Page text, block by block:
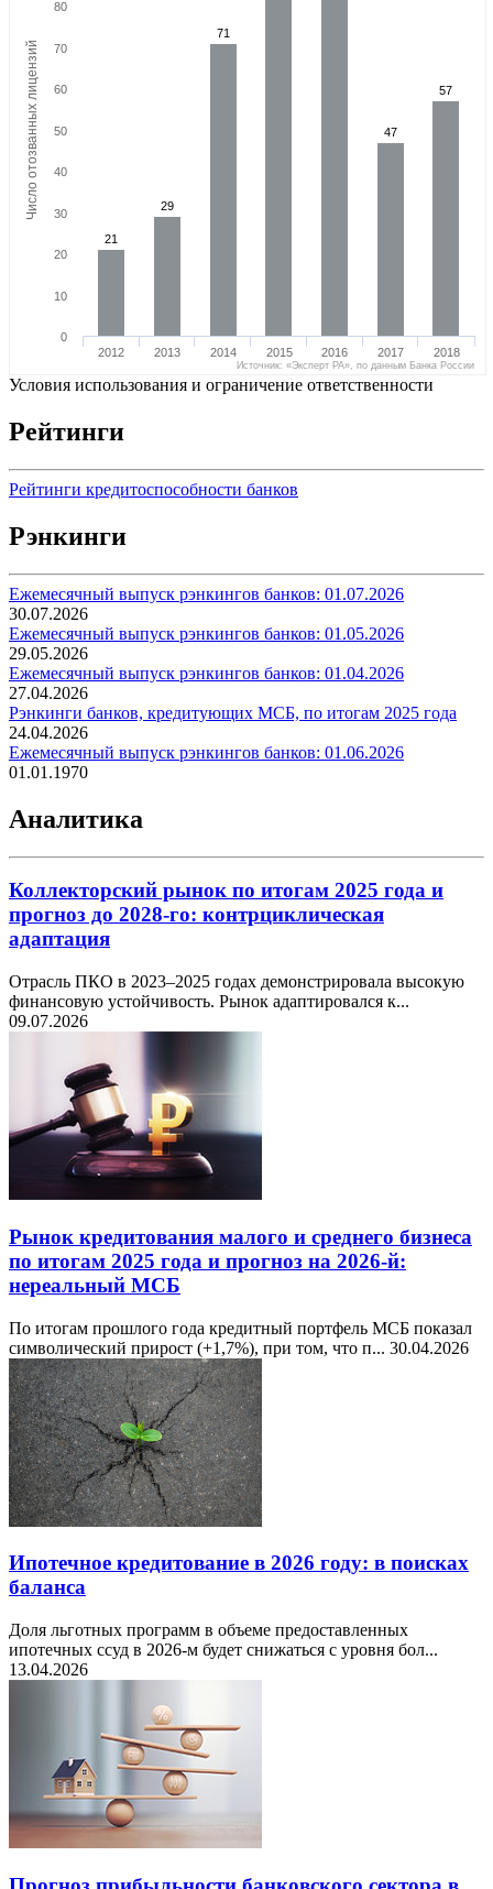
Число отозванных лицензий
21
21
29
29
71
71
47
47
57
57
2012 2013 2014 2015 2016 2017 2018
0
10
20
30
40
50
60
70
80
Источник: «Эксперт РА», по данным Банка России
Условия использования и ограничение ответственности
Рейтинги
Рейтинги кредитоспособности банков
Рэнкинги
Ежемесячный выпуск рэнкингов банков: 01.07.2026
30.07.2026
Ежемесячный выпуск рэнкингов банков: 01.05.2026
29.05.2026
Ежемесячный выпуск рэнкингов банков: 01.04.2026
27.04.2026
Рэнкинги банков, кредитующих МСБ, по итогам 2025 года
24.04.2026
Ежемесячный выпуск рэнкингов банков: 01.06.2026
01.01.1970
Аналитика
Коллекторский рынок по итогам 2025 года и
прогноз до 2028-го: контрциклическая
адаптация
Отрасль ПКО в 2023–2025 годах демонстрировала высокую
финансовую устойчивость. Рынок адаптировался к...
09.07.2026
Рынок кредитования малого и среднего бизнеса
по итогам 2025 года и прогноз на 2026-й:
нереальный МСБ
По итогам прошлого года кредитный портфель МСБ показал
символический прирост (+1,7%), при том, что п... 30.04.2026
Ипотечное кредитование в 2026 году: в поисках
баланса
Доля льготных программ в объеме предоставленных
ипотечных ссуд в 2026-м будет снижаться с уровня бол...
13.04.2026